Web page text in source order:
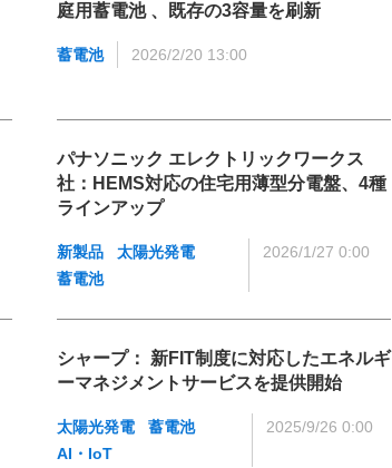
庭用蓄電池 、既存の3容量を刷新
蓄電池 2026/2/20 13:00
パナソニック エレクトリックワークス
社：HEMS対応の住宅用薄型分電盤、4種
ラインアップ
新製品
太陽光発電
蓄電池
2026/1/27 0:00
シャープ： 新FIT制度に対応したエネルギ
ーマネジメントサービスを提供開始
太陽光発電
蓄電池
AI・IoT
2025/9/26 0:00